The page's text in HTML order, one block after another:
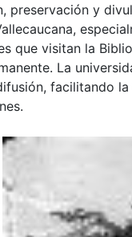
preservación y
que visitan la
La
facilitando